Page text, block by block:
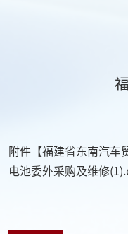
附件【福建省东南汽车
电池委外采购及维修